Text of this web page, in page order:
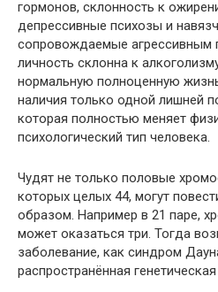
гормонов, склонность к
депрессивные психозы и
сопровождаемые агрессивным
личность склонна к
нормальную полноценную
наличия только одной лишней
которая полностью меняет
психологический тип человека.
Чудят не только половые
которых целых 44, могут
образом. Например в 21 паре,
может оказаться три. Тогда
заболевание, как синдром
распространённая